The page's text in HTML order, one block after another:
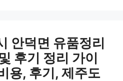
안덕면 유품정리
후기 정리 가이
용, 후기, 제주도